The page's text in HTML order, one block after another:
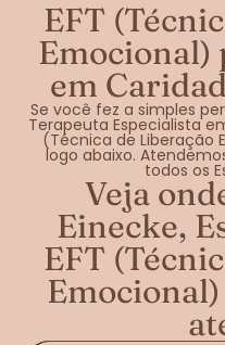
EFT
Emocional)
em
Se você fez a simples
Terapeuta Especialista
(Técnica de Liberação
logo abaixo.
todos os
Veja
Einecke,
EFT